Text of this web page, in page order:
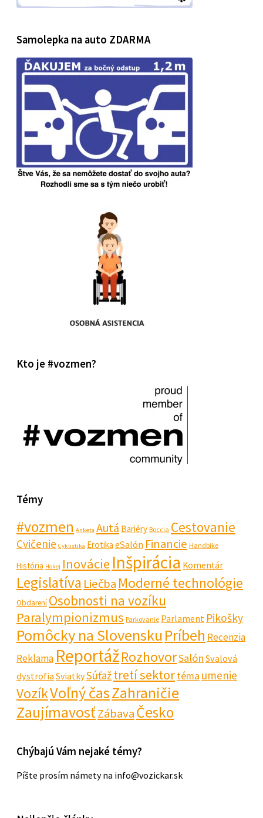
Samolepka na auto ZDARMA
Kto je #vozmen?
Témy
#vozmen Anketa Autá Bariéry Boccia Cestovanie
Cvičenie Cyklistika Erotika eSalón Financie Handbike
História Hokej Inovácie Inšpirácia Komentár
Legislatíva Liečba Moderné technológie
Obdarení Osobnosti na vozíku
Paralympionizmus Parkovanie Parlament Pikošky
Pomôcky na SlovenskuPríbeh Recenzia
Reklama ReportážRozhovorSalón Svalová
dystrofiaSviatkySúťažtretí sektortéma umenie
VozíkVoľný časZahraničie
ZaujímavosťZábavaČesko
Chýbajú Vám nejaké témy?
Píšte prosím námety na info@vozickar.sk